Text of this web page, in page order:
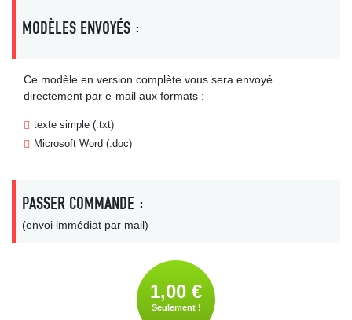
MODÈLES ENVOYÉS :
Ce modèle en version complète vous sera envoyé
directement par e-mail aux formats :
texte simple (.txt)
Microsoft Word (.doc)
PASSER COMMANDE :
(envoi immédiat par mail)
1,00 €
Seulement !